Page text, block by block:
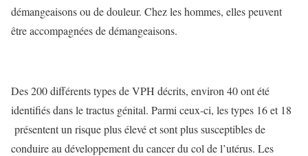
démangeaisons ou de douleur. Chez les hommes, elles peuvent
être accompagnées de démangeaisons.
Des 200 différents types de VPH décrits, environ 40 ont été
identifiés dans le tractus génital. Parmi ceux-ci, les types 16 et 18
présentent un risque plus élevé et sont plus susceptibles de
conduire au développement du cancer du col de l’utérus. Les